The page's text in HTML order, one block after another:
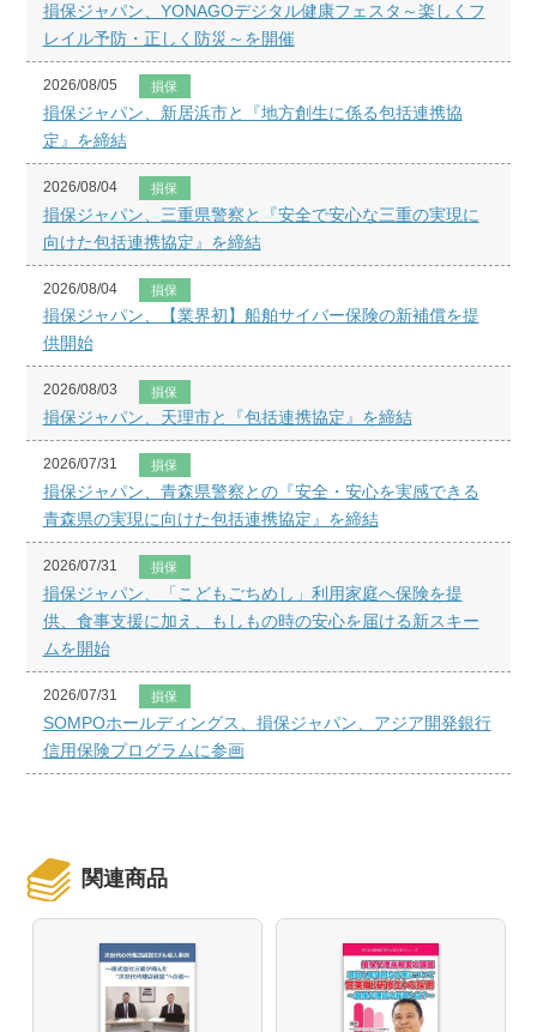
損保ジャパン、YONAGOデジタル健康フェスタ～楽しくフ
レイル予防・正しく防災～を開催
2026/08/05 損保
損保ジャパン、新居浜市と『地方創生に係る包括連携協
定』を締結
2026/08/04 損保
損保ジャパン、三重県警察と『安全で安心な三重の実現に
向けた包括連携協定』を締結
2026/08/04 損保
損保ジャパン、【業界初】船舶サイバー保険の新補償を提
供開始
2026/08/03 損保
損保ジャパン、天理市と『包括連携協定』を締結
2026/07/31 損保
損保ジャパン、青森県警察との『安全・安心を実感できる
青森県の実現に向けた包括連携協定』を締結
2026/07/31 損保
損保ジャパン、「こどもごちめし」利用家庭へ保険を提
供、食事支援に加え、もしもの時の安心を届ける新スキー
ムを開始
2026/07/31 損保
SOMPOホールディングス、損保ジャパン、アジア開発銀行
信用保険プログラムに参画
関連商品